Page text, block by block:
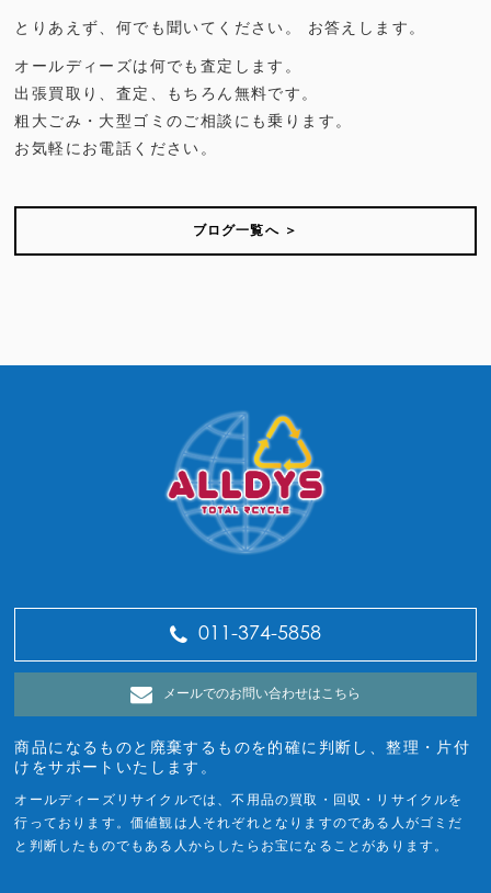
とりあえず、何でも聞いてください。 お答えします。
オールディーズは何でも査定します。
出張買取り、査定、もちろん無料です。
粗大ごみ・大型ゴミのご相談にも乗ります。
お気軽にお電話ください。
ブログ一覧へ ＞
011-374-5858
メールでのお問い合わせはこちら
商品になるものと廃棄するものを的確に判断し、整理・片付
けをサポートいたします。
オールディーズリサイクルでは、不用品の買取・回収・リサイクルを
行っております。価値観は人それぞれとなりますのである人がゴミだ
と判断したものでもある人からしたらお宝になることがあります。